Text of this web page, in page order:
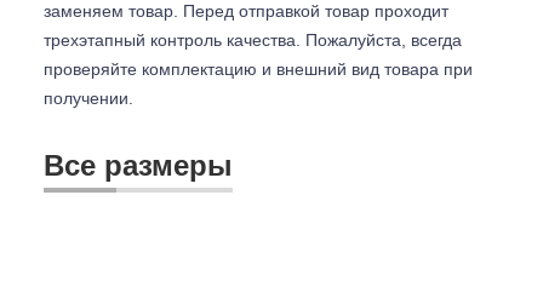
заменяем товар. Перед отправкой товар проходит
трехэтапный контроль качества. Пожалуйста, всегда
проверяйте комплектацию и внешний вид товара при
получении.
Все размеры